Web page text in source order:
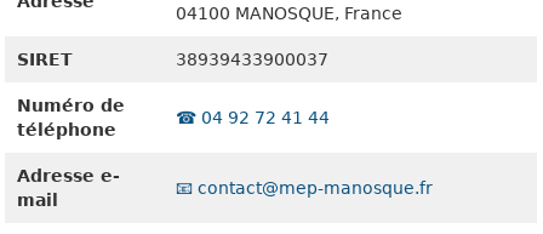
04100 MANOSQUE, France
SIRET 38939433900037
Numéro de
téléphone
☎️ 04 92 72 41 44
Adresse e-
mail
📧 contact@mep-manosque.fr